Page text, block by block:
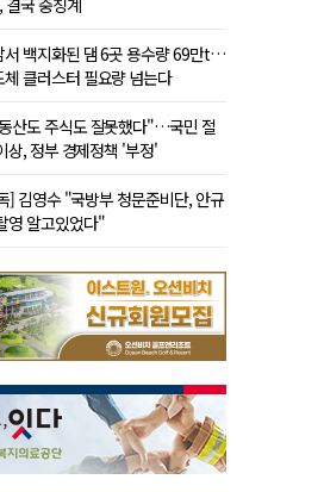
결국 중징계
서 백지화된 댐 6곳 용수량 69만t…
체 클러스터 필요량 넘는다
산도 주식도 잘못했다"…국민 절
상, 정부 경제정책 '부정'
] 김영수 "국방부 청문준비단, 안규
영 알고있었다"